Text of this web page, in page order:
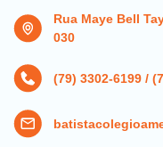
Rua Maye Bell
030
(79) 3302-6199 /